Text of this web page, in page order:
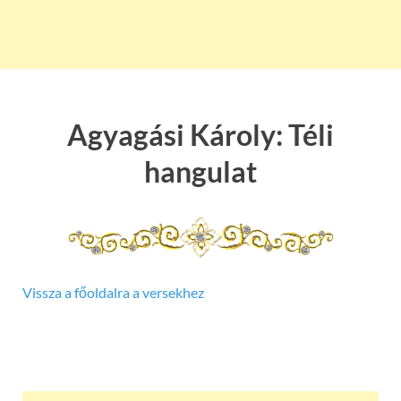
Agyagási Károly: Téli
hangulat
Vissza a főoldalra a versekhez